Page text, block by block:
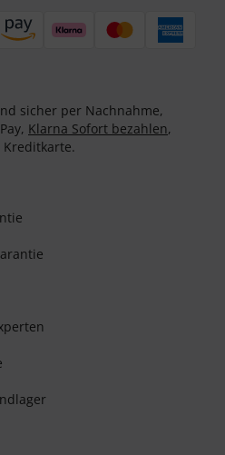
sicher per Nachnahme,
Klarna Sofort bezahlen,
Kreditkarte.